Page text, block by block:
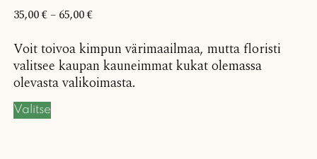
35,00€– 65,00€
Voit toivoa kimpun värimaailmaa, mutta floristi
valitsee kaupan kauneimmat kukat olemassa
olevasta valikoimasta.
Valitse